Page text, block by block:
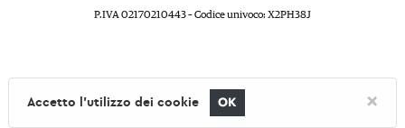
P.IVA 02170210443 – Codice univoco: X2PH38J
Accetto l'utilizzo dei cookie OK ×